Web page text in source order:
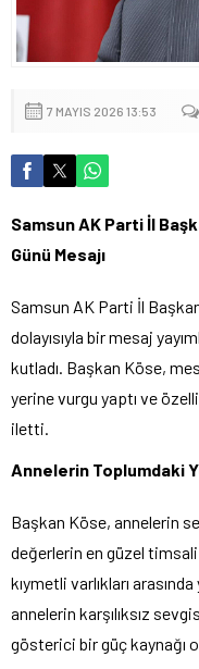
7 MAYIS 2026 13:53
Samsun AK Parti İl
Günü Mesajı
Samsun AK Parti İl
dolayısıyla bir mesaj
kutladı. Başkan Köse,
yerine vurgu yaptı ve
iletti.
Annelerin Toplumdaki
Başkan Köse, annelerin
değerlerin en güzel
kıymetli varlıkları
annelerin karşılıksız
gösterici bir güç kaynağı